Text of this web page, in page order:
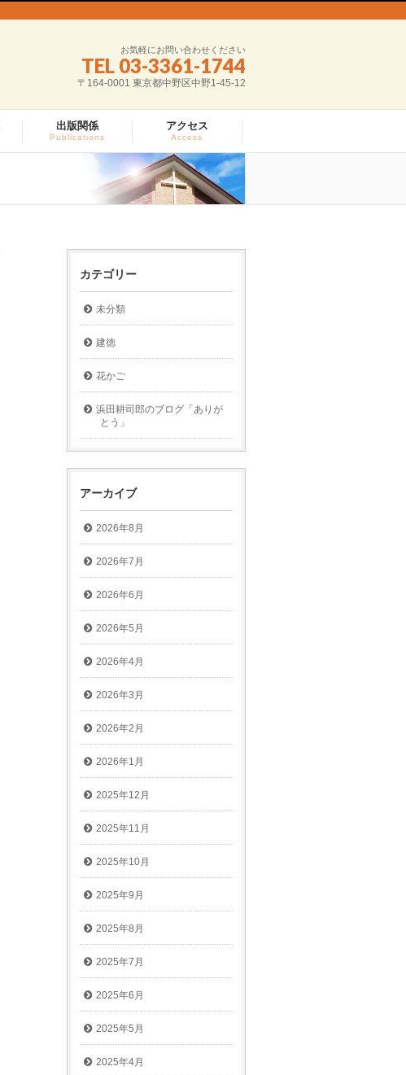
お気軽にお問い合わせください
TEL 03-3361-1744
〒164-0001 東京都中野区中野1-45-12
出版関係
Publications
アクセス
Access
カテゴリー
未分類
建徳
花かご
浜田耕司郎のブログ「ありが
とう」
アーカイブ
2026年8月
2026年7月
2026年6月
2026年5月
2026年4月
2026年3月
2026年2月
2026年1月
2025年12月
2025年11月
2025年10月
2025年9月
2025年8月
2025年7月
2025年6月
2025年5月
2025年4月